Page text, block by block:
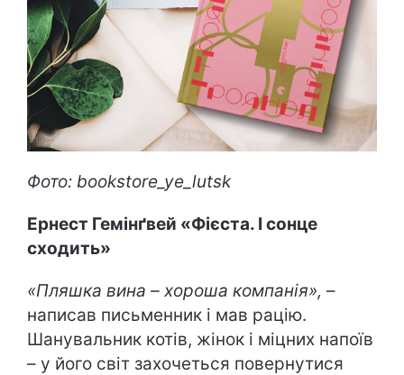
Фото: bookstore_ye_lutsk
Ернест Гемінґвей «Фієста. І сонце
сходить»
«Пляшка вина – хороша компанія», –
написав письменник і мав рацію.
Шанувальник котів, жінок і міцних напоїв
– у його світ захочеться повернутися